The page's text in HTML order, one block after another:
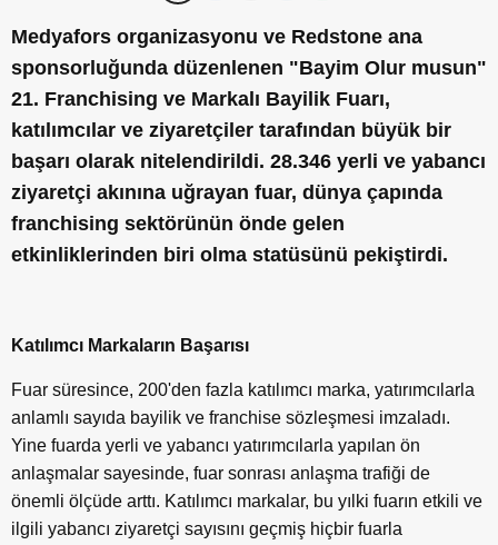
Medyafors organizasyonu ve Redstone ana
sponsorluğunda düzenlenen "Bayim Olur musun"
21. Franchising ve Markalı Bayilik Fuarı,
katılımcılar ve ziyaretçiler tarafından büyük bir
başarı olarak nitelendirildi. 28.346 yerli ve yabancı
ziyaretçi akınına uğrayan fuar, dünya çapında
franchising sektörünün önde gelen
etkinliklerinden biri olma statüsünü pekiştirdi.
Katılımcı Markaların Başarısı
Fuar süresince, 200'den fazla katılımcı marka, yatırımcılarla
anlamlı sayıda bayilik ve franchise sözleşmesi imzaladı.
Yine fuarda yerli ve yabancı yatırımcılarla yapılan ön
anlaşmalar sayesinde, fuar sonrası anlaşma trafiği de
önemli ölçüde arttı. Katılımcı markalar, bu yılki fuarın etkili ve
ilgili yabancı ziyaretçi sayısını geçmiş hiçbir fuarla